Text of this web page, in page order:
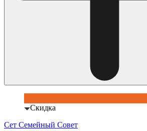
Скидка
Сет Семейный Совет